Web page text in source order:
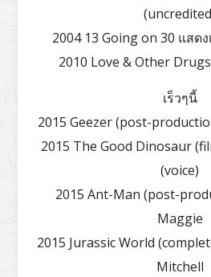
2004 13 Going on 30 แสด
2010 Love & Other
เร็วๆนี้
2015 Geezer (post-
2015 The Good Dinosaur
(voice)
2015 Ant-Man (post-
Maggie
2015 Jurassic World
Mitchell